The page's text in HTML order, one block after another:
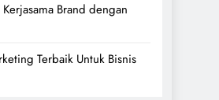
Brand dengan
Terbaik Untuk Bisnis